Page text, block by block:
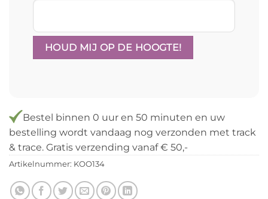
Bestel binnen 0 uur en 50 minuten en uw
bestelling wordt vandaag nog verzonden met track
& trace. Gratis verzending vanaf € 50,-
Artikelnummer: KOO134